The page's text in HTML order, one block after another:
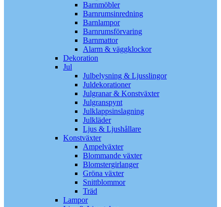
Barnmöbler
Barnrumsinredning
Barnlampor
Barnrumsförvaring
Barnmattor
Alarm & väggklockor
Dekoration
Jul
Julbelysning & Ljusslingor
Juldekorationer
Julgranar & Konstväxter
Julgranspynt
Julklappsinslagning
Julkläder
Ljus & Ljushållare
Konstväxter
Ampelväxter
Blommande växter
Blomstergirlanger
Gröna växter
Snittblommor
Träd
Lampor